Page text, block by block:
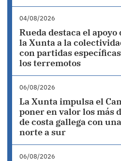
04/08/2026
Rueda destaca el
la Xunta a la
con partidas
los terremotos
06/08/2026
La Xunta impulsa el
poner en valor los más
de costa gallega con
norte a sur
06/08/2026